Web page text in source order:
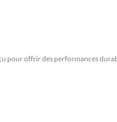
pour offrir des performances